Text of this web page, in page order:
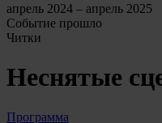
апрель 2024 – апрель 2025
Событие прошло
Читки
Неснятые
Программа